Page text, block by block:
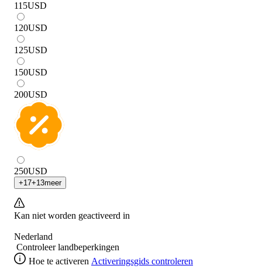
115USD
120USD
125USD
150USD
200USD
250USD
+17+13meer
Kan niet worden geactiveerd in
Nederland
Controleer landbeperkingen
Hoe te activeren Activeringsgids controleren